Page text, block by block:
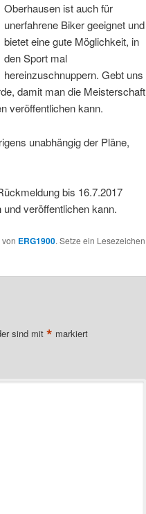
Oberhausen ist auch für
unerfahrene Biker geeignet und
bietet eine gute Möglichkeit, in
den Sport mal
hereinzuschnuppern. Gebt uns
damit man die Meisterschaft
veröffentlichen kann.
unabhängig der Pläne,
bis 16.7.2017
veröffentlichen kann.
von ERG1900. Setze ein Lesezeichen
sind mit * markiert